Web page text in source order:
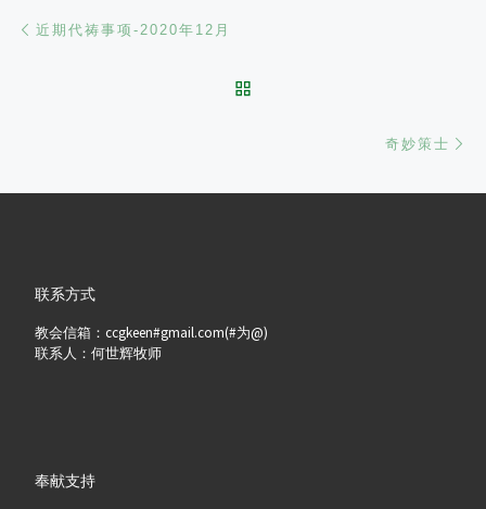
近期代祷事项-2020年12月
奇妙策士
联系方式
教会信箱：ccgkeen#gmail.com(#为@)
联系人：何世辉牧师
奉献支持